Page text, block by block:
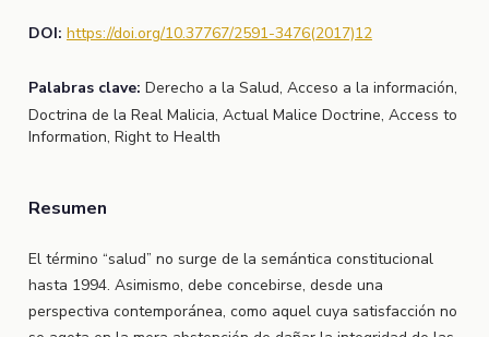
DOI: https://doi.org/10.37767/2591-3476(2017)12
Palabras clave: Derecho a la Salud, Acceso a la información,
Doctrina de la Real Malicia, Actual Malice Doctrine, Access to
Information, Right to Health
Resumen
El término “salud” no surge de la semántica constitucional
hasta 1994. Asimismo, debe concebirse, desde una
perspectiva contemporánea, como aquel cuya satisfacción no